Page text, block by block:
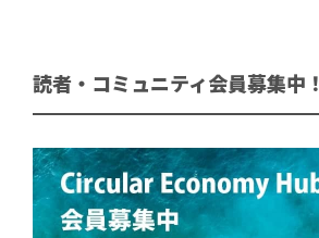
読者・コミュニティ会員募集中！